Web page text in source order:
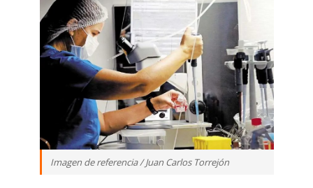
Imagen de referencia / Juan Carlos Torrejón